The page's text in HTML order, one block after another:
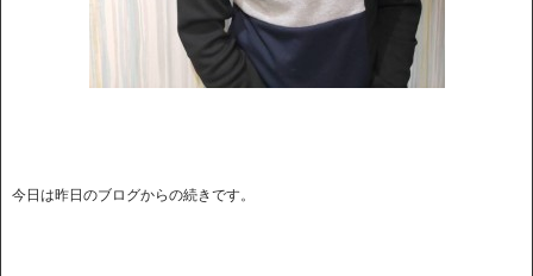
今日は昨日のブログからの続きです。